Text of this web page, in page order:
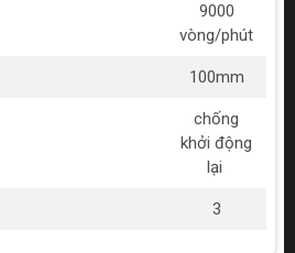
9000
vòng/phút
100mm
chống
khởi động
lại
3